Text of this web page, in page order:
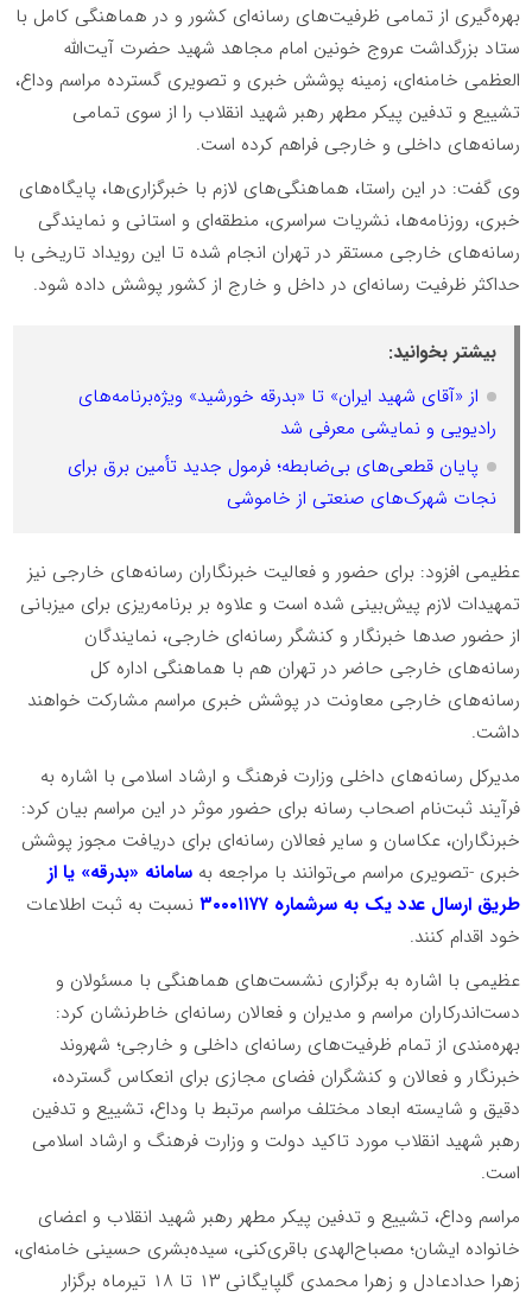
بهره‌گیری از تمامی ظرفیت‌های رسانه‌ای کشور و در هماهنگی کامل با
ستاد بزرگداشت عروج خونین امام مجاهد شهید حضرت آیت‌الله
العظمی خامنه‌ای، زمینه پوشش خبری و تصویری گسترده مراسم وداع،
تشییع و تدفین پیکر مطهر رهبر شهید انقلاب را از سوی تمامی
رسانه‌های داخلی و خارجی فراهم کرده است.
وی گفت: در این راستا، هماهنگی‌های لازم با خبرگزاری‌ها، پایگاه‌های
خبری، روزنامه‌ها، نشریات سراسری، منطقه‌ای و استانی و نمایندگی
رسانه‌های خارجی مستقر در تهران انجام شده تا این رویداد تاریخی با
حداکثر ظرفیت رسانه‌ای در داخل و خارج از کشور پوشش داده شود.
بیشتر بخوانید:
از «آقای شهید ایران» تا «بدرقه خورشید» ویژه‌برنامه‌های
رادیویی و نمایشی معرفی شد
پایان قطعی‌های بی‌ضابطه؛ فرمول جدید تأمین برق برای
نجات شهرک‌های صنعتی از خاموشی
عظیمی افزود: برای حضور و فعالیت خبرنگاران رسانه‌های خارجی نیز
تمهیدات لازم پیش‌بینی شده است و علاوه بر برنامه‌ریزی برای میزبانی
از حضور صدها خبرنگار و کنشگر رسانه‌ای خارجی، نمایندگان
رسانه‌های خارجی حاضر در تهران هم با هماهنگی اداره کل
رسانه‌های خارجی معاونت در پوشش خبری مراسم مشارکت خواهند
داشت.
مدیرکل رسانه‌های داخلی وزارت فرهنگ و ارشاد اسلامی با اشاره به
فرآیند ثبت‌نام اصحاب رسانه برای حضور موثر در این مراسم بیان کرد:
خبرنگاران، عکاسان و سایر فعالان رسانه‌ای برای دریافت مجوز پوشش
خبری -تصویری مراسم می‌توانند با مراجعه بهسامانه «بدرقه» یا از
طریق ارسال عدد یک به سرشماره ۳۰۰۰۱۱۷۷
نسبت به ثبت اطلاعات
خود اقدام کنند.
عظیمی با اشاره به برگزاری نشست‌های هماهنگی با مسئولان و
دست‌اندرکاران مراسم و مدیران و فعالان رسانه‌ای خاطرنشان کرد:
بهره‌مندی از تمام ظرفیت‌های رسانه‌ای داخلی و خارجی؛ شهروند
خبرنگار و فعالان و کنشگران فضای مجازی برای انعکاس گسترده،
دقیق و شایسته ابعاد مختلف مراسم مرتبط با وداع، تشییع و تدفین
رهبر شهید انقلاب مورد تاکید دولت و وزارت فرهنگ و ارشاد اسلامی
است.
مراسم وداع، تشییع و تدفین پیکر مطهر رهبر شهید انقلاب و اعضای
خانواده ایشان؛ مصباح‌الهدی باقری‌کنی، سیده‌بشری حسینی خامنه‌ای،
زهرا حدادعادل و زهرا محمدی گلپایگانی ۱۳ تا ۱۸ تیرماه برگزار